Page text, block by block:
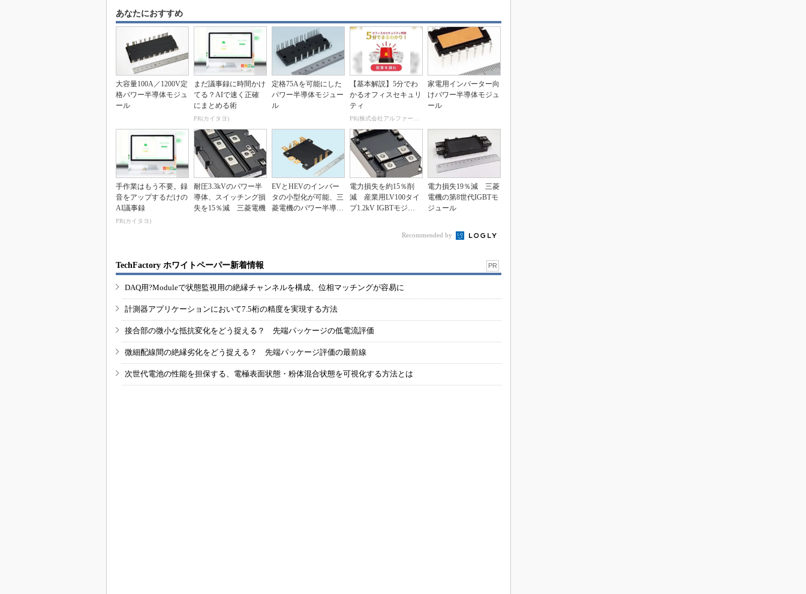
あなたにおすすめ
大容量100A／1200V定
格パワー半導体モジュ
ール
まだ議事録に時間かけ
てる？AIで速く正確
にまとめる術
PR(カイタヨ)
定格75Aを可能にした
パワー半導体モジュー
ル
【基本解説】5分でわ
かるオフィスセキュリ
ティ
PR(株式会社アルファーテクノ)
家電用インバーター向
けパワー半導体モジュ
ール
手作業はもう不要。録
音をアップするだけの
AI議事録
PR(カイタヨ)
耐圧3.3kVのパワー半
導体、スイッチング損
失を15％減 三菱電機
EVとHEVのインバー
タの小型化が可能、三
菱電機のパワー半導体
電力損失を約15％削
減 産業用LV100タイ
プ1.2kV IGBTモジュ
電力損失19％減 三菱
電機の第8世代IGBTモ
ジュール
Recommended by
TechFactory ホワイトペーパー新着情報 PR
DAQ用?Moduleで状態監視用の絶縁チャンネルを構成、位相マッチングが容易に
計測器アプリケーションにおいて7.5桁の精度を実現する方法
接合部の微小な抵抗変化をどう捉える？ 先端パッケージの低電流評価
微細配線間の絶縁劣化をどう捉える？ 先端パッケージ評価の最前線
次世代電池の性能を担保する、電極表面状態・粉体混合状態を可視化する方法とは